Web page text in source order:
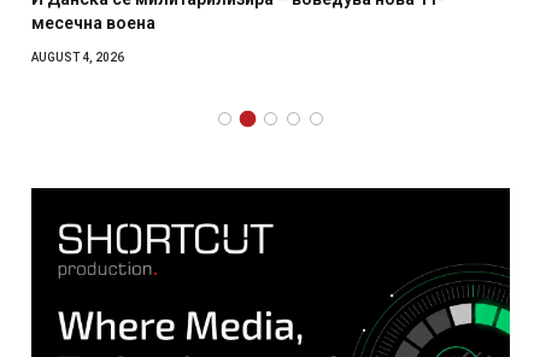
месечна воена
AUGUST 4, 2026